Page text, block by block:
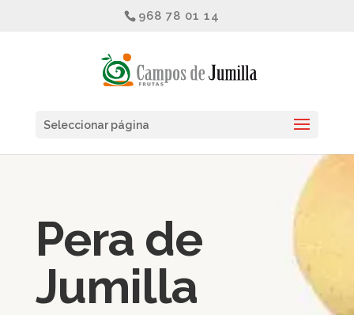
968 78 01 14
Seleccionar página
Pera de
Jumilla